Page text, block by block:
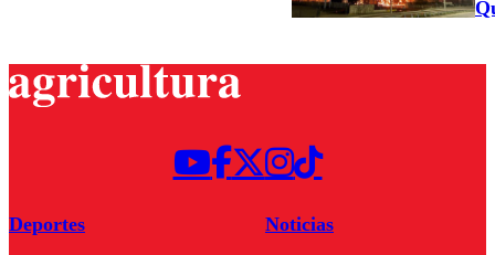
Deportes
Noticias